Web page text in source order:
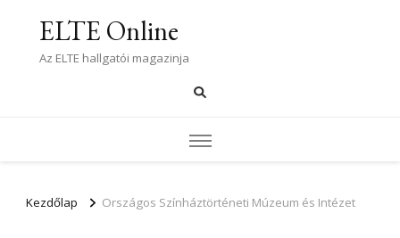
ELTE Online
Az ELTE hallgatói magazinja
Kezdőlap Országos Színháztörténeti Múzeum és Intézet